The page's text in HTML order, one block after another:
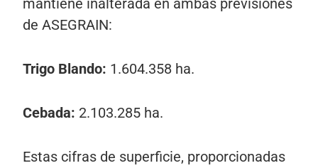
mantiene inalterada en ambas previsiones
de ASEGRAIN:
Trigo Blando: 1.604.358 ha.
Cebada: 2.103.285 ha.
Estas cifras de superficie, proporcionadas